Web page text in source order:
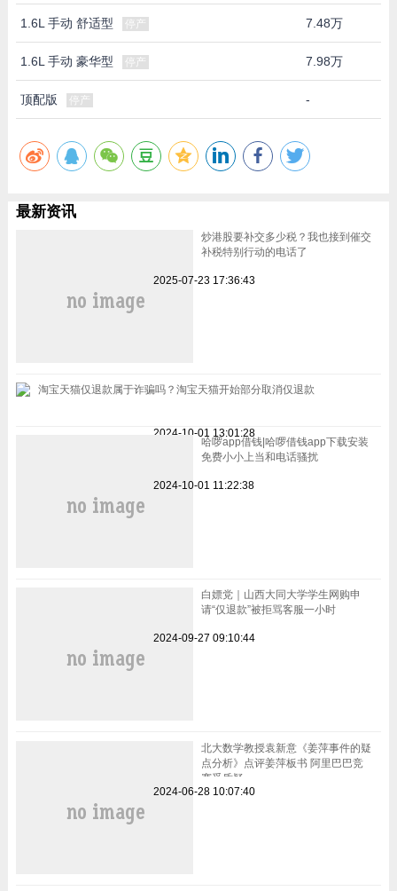
1.6L 手动 舒适型 停产 7.48万
1.6L 手动 豪华型 停产 7.98万
顶配版 停产 -
最新资讯
炒港股要补交多少税？我也接到催交
补税特别行动的电话了
2025-07-23 17:36:43
淘宝天猫仅退款属于诈骗吗？淘宝天猫开始部分取消仅退款
2024-10-01 13:01:28
哈啰app借钱|哈啰借钱app下载安装
免费小小上当和电话骚扰
2024-10-01 11:22:38
白嫖党｜山西大同大学学生网购申
请“仅退款”被拒骂客服一小时
2024-09-27 09:10:44
北大数学教授袁新意《姜萍事件的疑
点分析》点评姜萍板书 阿里巴巴竞
赛受质疑
2024-06-28 10:07:40